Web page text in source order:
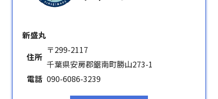
新盛丸
住所
〒299-2117
千葉県安房郡鋸南町勝山273-1
電話 090-6086-3239